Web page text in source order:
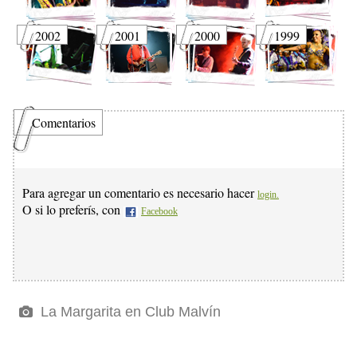
2002 2001 2000 1999
Comentarios
Para agregar un comentario es necesario hacer login.
O si lo preferís, con Facebook
La Margarita en Club Malvín